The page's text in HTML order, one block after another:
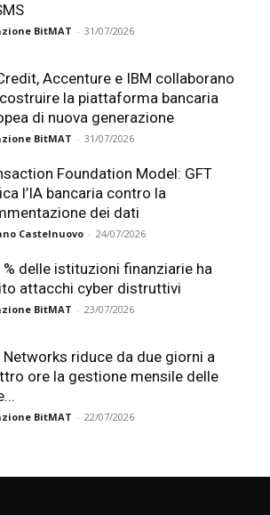
BitMAT - 31/07/2026
Accenture e IBM collaborano
la piattaforma bancaria
di nuova generazione
BitMAT - 31/07/2026
Foundation Model: GFT
l’IA bancaria contro la
dei dati
Castelnuovo - 24/07/2026
delle istituzioni finanziarie ha
attacchi cyber distruttivi
BitMAT - 23/07/2026
Networks riduce da due giorni a
ore la gestione mensile delle
BitMAT - 22/07/2026